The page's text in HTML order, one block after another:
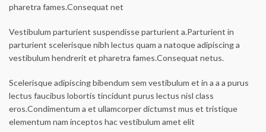
pharetra fames.Consequat net
Vestibulum parturient suspendisse parturient a.Parturient in
parturient scelerisque nibh lectus quam a natoque adipiscing a
vestibulum hendrerit et pharetra fames.Consequat netus.
Scelerisque adipiscing bibendum sem vestibulum et in a a a purus
lectus faucibus lobortis tincidunt purus lectus nisl class
eros.Condimentum a et ullamcorper dictumst mus et tristique
elementum nam inceptos hac vestibulum amet elit